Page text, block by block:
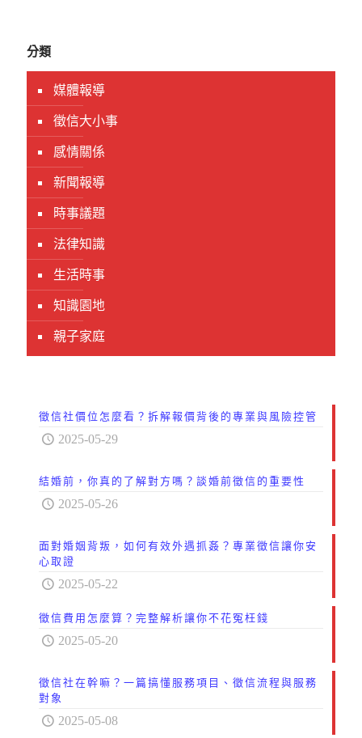
分類
媒體報導
徵信大小事
感情關係
新聞報導
時事議題
法律知識
生活時事
知識園地
親子家庭
徵信社價位怎麼看？拆解報價背後的專業與風險控管
2025-05-29
結婚前，你真的了解對方嗎？談婚前徵信的重要性
2025-05-26
面對婚姻背叛，如何有效外遇抓姦？專業徵信讓你安
心取證
2025-05-22
徵信費用怎麼算？完整解析讓你不花冤枉錢
2025-05-20
徵信社在幹嘛？一篇搞懂服務項目、徵信流程與服務
對象
2025-05-08